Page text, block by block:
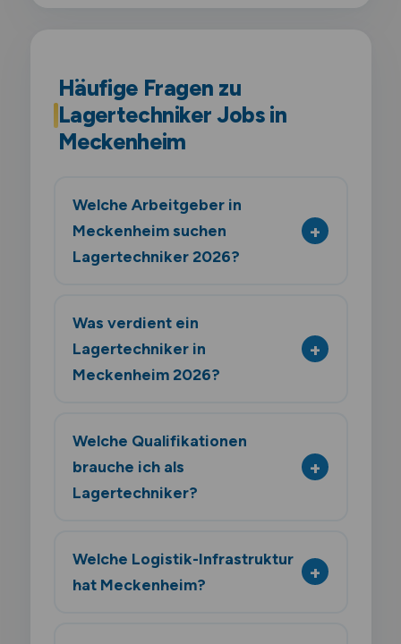
Häufige Fragen zu
Lagertechniker Jobs in
Meckenheim
Welche Arbeitgeber in
Meckenheim suchen
Lagertechniker 2026?
Was verdient ein
Lagertechniker in
Meckenheim 2026?
Welche Qualifikationen
brauche ich als
Lagertechniker?
Welche Logistik-Infrastruktur
hat Meckenheim?